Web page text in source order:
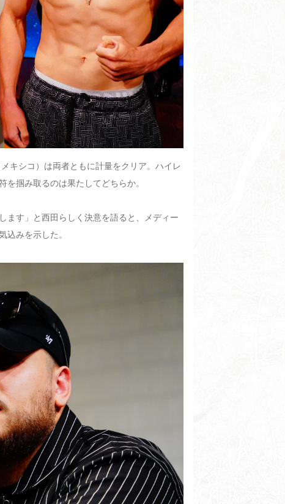
キシコ）は両者ともに計量をクリア。ハイレ
掴み取るのは果たしてどちらか。
ます」と西田らしく決意を語ると、メディー
込みを示した。